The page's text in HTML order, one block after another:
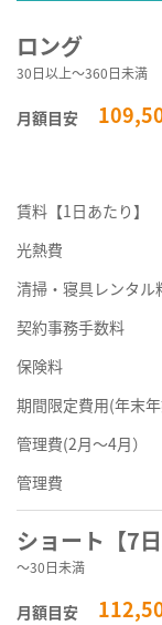
ロング
30日以上～360日未満
月額目安
賃料【1日あたり】
光熱費
清掃・寝具レンタル
契約事務手数料
保険料
期間限定費用(年末年
管理費(2月～4月）
管理費
ショート【7日
～30日未満
月額目安